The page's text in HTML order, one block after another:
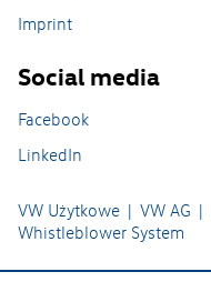
Imprint
Social media
Facebook
LinkedIn
VW Użytkowe VW AG
Whistleblower System